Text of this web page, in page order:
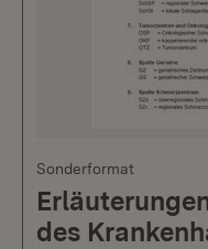
Sonderformat
des